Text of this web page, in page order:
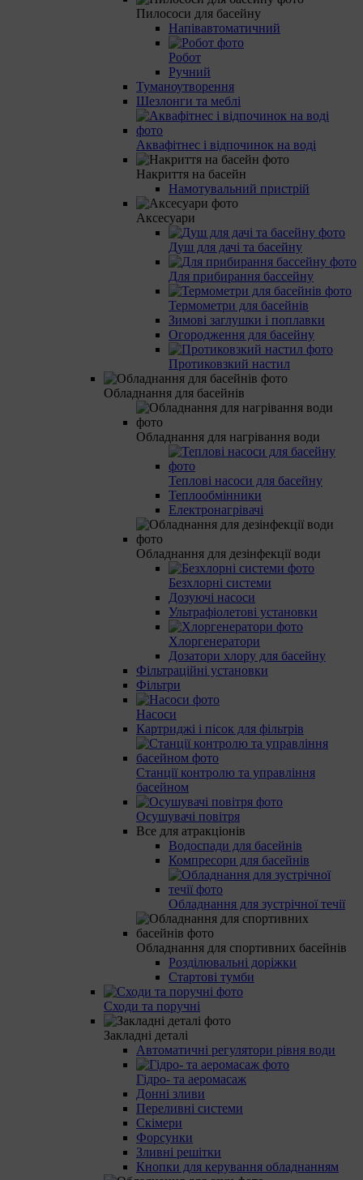
Пилососи для басейну
Напівавтоматичний
Робот
Ручний
Туманоутворення
Шезлонги та меблі
Аквафітнес і відпочинок на воді
Накриття на басейн
Намотувальний пристрій
Аксесуари
Душ для дачі та басейну
Для прибирання бассейну
Термометри для басейнів
Зимові заглушки і поплавки
Огородження для басейну
Протиковзкий настил
Обладнання для басейнів
Обладнання для нагрівання води
Теплові насоси для басейну
Теплообмінники
Електронагрівачі
Обладнання для дезінфекції води
Безхлорні системи
Дозуючі насоси
Ультрафіолетові установки
Хлоргенератори
Дозатори хлору для басейну
Фільтраційні установки
Фільтри
Насоси
Картриджі і пісок для фільтрів
Станції контролю та управління
басейном
Осушувачі повітря
Все для атракціонів
Водоспади для басейнів
Компресори для басейнів
Обладнання для зустрічної течії
Обладнання для спортивних басейнів
Розділювальні доріжки
Стартові тумби
Сходи та поручні
Закладні деталі
Автоматичні регулятори рівня води
Гідро- та аеромасаж
Донні зливи
Переливні системи
Скімери
Форсунки
Зливні решітки
Кнопки для керування обладнанням